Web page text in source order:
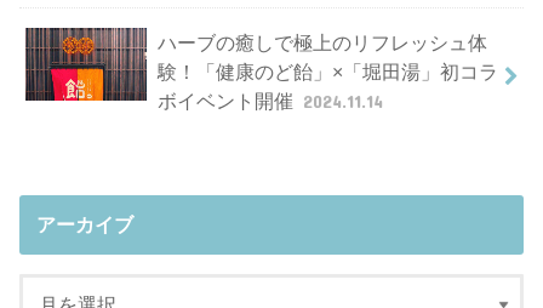
ハーブの癒しで極上のリフレッシュ体
験！「健康のど飴」×「堀田湯」初コラ
ボイベント開催 2024.11.14
アーカイブ